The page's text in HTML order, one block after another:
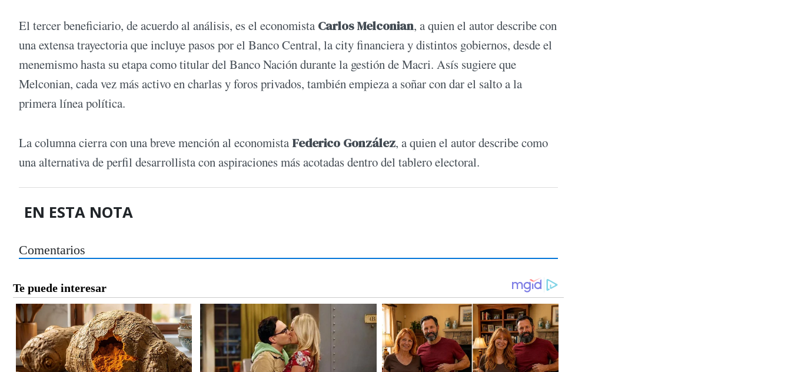
El tercer beneficiario, de acuerdo al análisis, es el economista Carlos Melconian, a quien el autor describe con
una extensa trayectoria que incluye pasos por el Banco Central, la city financiera y distintos gobiernos, desde el
menemismo hasta su etapa como titular del Banco Nación durante la gestión de Macri. Asís sugiere que
Melconian, cada vez más activo en charlas y foros privados, también empieza a soñar con dar el salto a la
primera línea política.
La columna cierra con una breve mención al economista Federico González, a quien el autor describe como
una alternativa de perfil desarrollista con aspiraciones más acotadas dentro del tablero electoral.
EN ESTA NOTA
Comentarios